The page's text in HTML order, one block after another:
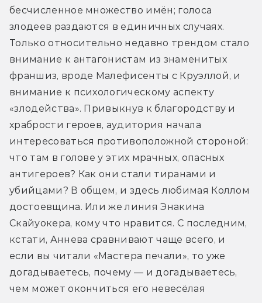
бесчисленное множество имён; голоса
злодеев раздаются в единичных случаях.
Только относительно недавно трендом стало
внимание к антагонистам из знаменитых
франшиз, вроде Малефисенты с Круэллой, и
внимание к психологическому аспекту
«злодейства». Привыкнув к благородству и
храбрости героев, аудитория начала
интересоваться противоположной стороной:
что там в голове у этих мрачных, опасных
антигероев? Как они стали тиранами и
убийцами? В общем, и здесь любимая Коллом
достоевщина. Или же линия Энакина
Скайуокера, кому что нравится. С последним,
кстати, Аннева сравнивают чаще всего, и
если вы читали «Мастера печали», то уже
догадываетесь, почему — и догадываетесь,
чем может окончиться его невесёлая